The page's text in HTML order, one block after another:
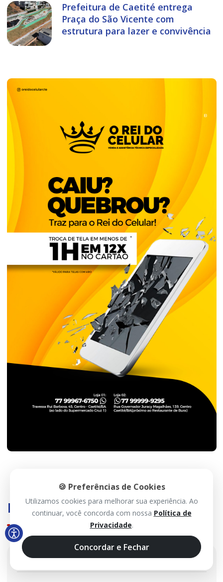
Prefeitura de Caetité entrega
Praça do São Vicente com
estrutura para lazer e convivência
Histórico
2026
🍪 Preferências de Cookies
Utilizamos cookies para melhorar sua experiência. Ao
continuar, você concorda com nossa Política de
Privacidade.
Concordar e Fechar